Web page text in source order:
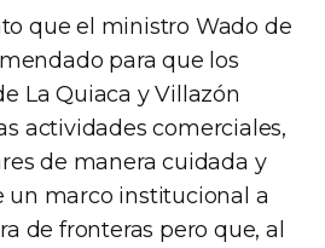
que el ministro Wado de
para que los
La Quiaca y Villazón
actividades comerciales,
de manera cuidada y
un marco institucional a
de fronteras pero que, al